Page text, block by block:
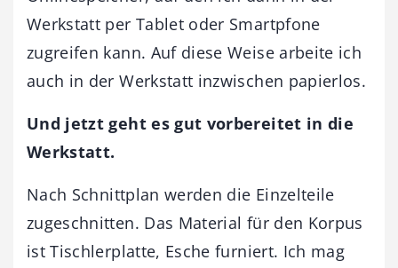
Werkstatt per Tablet oder Smartpfone
zugreifen kann. Auf diese Weise arbeite ich
auch in der Werkstatt inzwischen papierlos.
Und jetzt geht es gut vorbereitet in die
Werkstatt.
Nach Schnittplan werden die Einzelteile
zugeschnitten. Das Material für den Korpus
ist Tischlerplatte, Esche furniert. Ich mag